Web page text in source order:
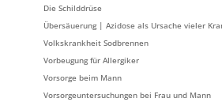
Die Schilddrüse
Übersäuerung | Azidose als Ursache vieler
Volkskrankheit Sodbrennen
Vorbeugung für Allergiker
Vorsorge beim Mann
Vorsorgeuntersuchungen bei Frau und Mann